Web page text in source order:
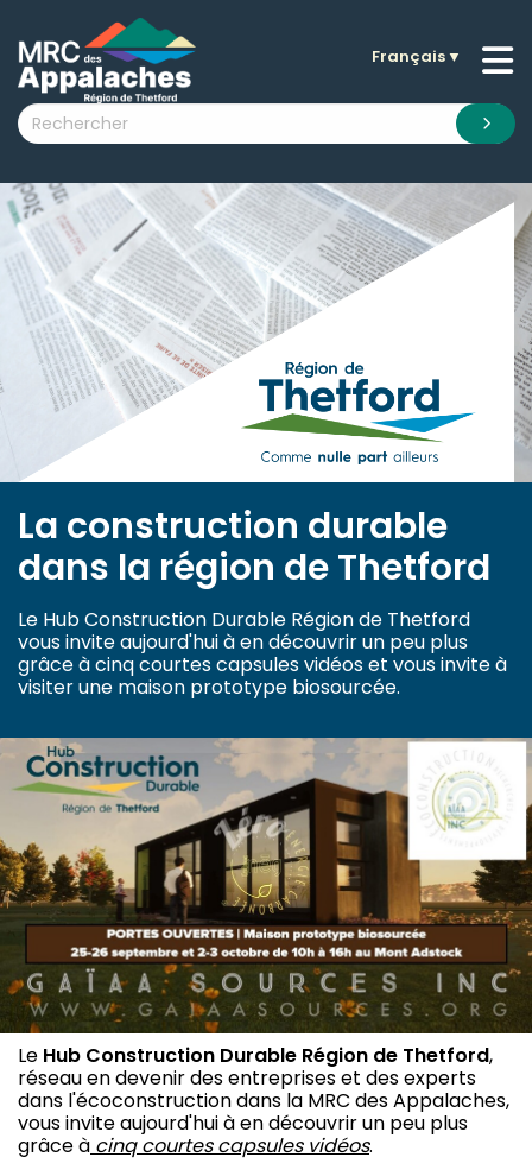
submenu (La MRC )
submenu (Citoyens )
submenu (Visiteurs )
submenu (Nouvelles )
submenu (Documentation )
Français▼
La construction durable
dans la région de Thetford
Le Hub Construction Durable Région de Thetford
vous invite aujourd'hui à en découvrir un peu plus
grâce à cinq courtes capsules vidéos et vous invite à
visiter une maison prototype biosourcée.
Le Hub Construction Durable Région de Thetford,
réseau en devenir des entreprises et des experts
dans l'écoconstruction dans la MRC des Appalaches,
vous invite aujourd'hui à en découvrir un peu plus
grâce à cinq courtes capsules vidéos.